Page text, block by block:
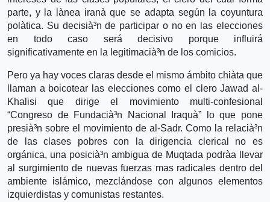
parte, y la là­nea iranà­ que se adapta según la coyuntura
polà­tica. Su decisià³n de participar o no en las elecciones
en todo caso será decisivo porque influirá
significativamente en la legitimacià³n de los comicios.
Pero ya hay voces claras desde el mismo ámbito chià­ta que
llaman a boicotear las elecciones como el clero Jawad al-
Khalisi que dirige el movimiento multi-confesional
“Congreso de Fundacià³n Nacional Iraquà­” lo que pone
presià³n sobre el movimiento de al-Sadr. Como la relacià³n
de las clases pobres con la dirigencia clerical no es
orgánica, una posicià³n ambigua de Muqtada podrà­a llevar
al surgimiento de nuevas fuerzas mas radicales dentro del
ambiente islámico, mezclándose con algunos elementos
izquierdistas y comunistas restantes.